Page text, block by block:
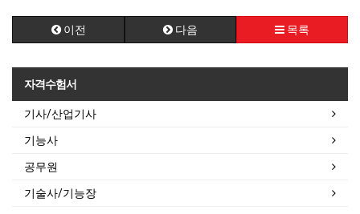
이전 다음 목록
자격수험서
기사/산업기사
기능사
공무원
기술사/기능장